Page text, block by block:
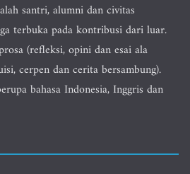
santri, alumni dan civitas
terbuka pada kontribusi dari luar.
(refleksi, opini dan esai ala
cerpen dan cerita bersambung).
bahasa Indonesia, Inggris dan